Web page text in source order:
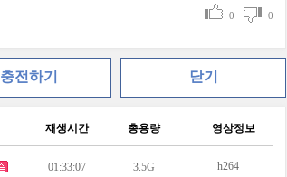
0 0
충전하기 닫기
재생시간 총용량 영상정보
01:33:07 3.5G h264